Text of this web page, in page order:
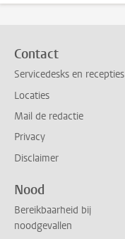
Contact
Servicedesks en recepties
Locaties
Mail de redactie
Privacy
Disclaimer
Nood
Bereikbaarheid bij
noodgevallen